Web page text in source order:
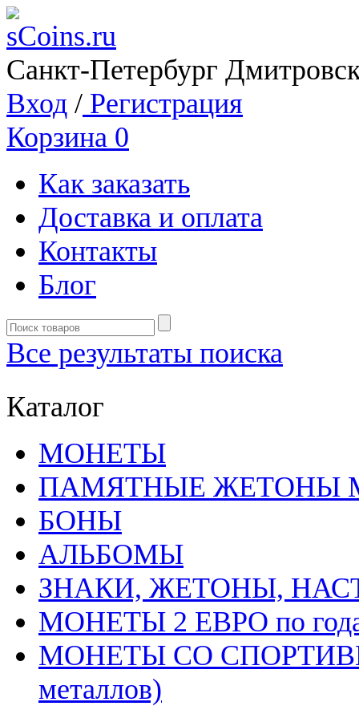
Санкт-Петербург
Вход / Регистрация
Корзина 0
Как заказать
Доставка и оплата
Контакты
Блог
Все результаты поиска
Каталог
MОНЕТЫ
ПАМЯТНЫЕ ЖЕТОНЫ
БОНЫ
АЛЬБОМЫ
ЗНАКИ, ЖЕТОНЫ,
МОНЕТЫ 2 ЕВРО по
МОНЕТЫ СО
металлов)